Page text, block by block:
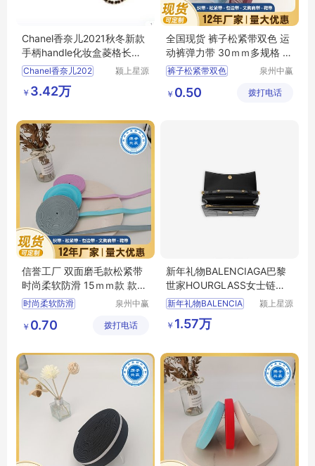
Chanel香奈儿2021秋冬新款
手柄handle化妆盒菱格长盒
子羊皮亮金扣
Chanel香奈儿202
颍上星源
￥ 3.42万
全国现货 裤子松紧带双色 运
动裤弹力带 30ｍｍ多规格 可
定制
裤子松紧带双色
泉州中赢
有限公司
￥ 0.50 拨打电话
信誉工厂 双面磨毛款松紧带
时尚柔软防滑 15ｍｍ款 款式
多样
时尚柔软防滑
松紧带
肩带
泉州中赢
有限公司
￥ 0.70 拨打电话
新年礼物BALENCIAGA巴黎
世家HOURGLASS女士链条
钱包沙漏包
新年礼物BALENCIA
颍上星源
￥ 1.57万